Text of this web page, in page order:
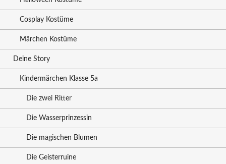
Cosplay Kostüme
Märchen Kostüme
Deine Story
Kindermärchen Klasse 5a
Die zwei Ritter
Die Wasserprinzessin
Die magischen Blumen
Die Geisterruine